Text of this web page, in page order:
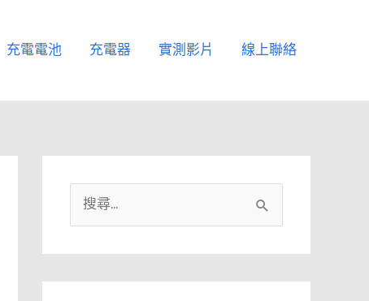
充電電池 充電器 實測影片 線上聯絡
尋
關
鍵